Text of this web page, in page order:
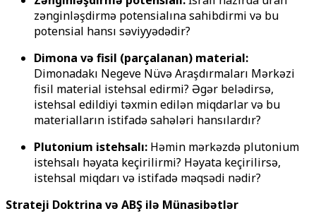
zənginləşdirmə potensialına sahibdirmi və bu
potensial hansı səviyyədədir?
Dimona və fisil (parçalanan) material:
Dimonadakı Negeve Nüvə Araşdırmaları Mərkəzi
fisil material istehsal edirmi? Əgər belədirsə,
istehsal edildiyi təxmin edilən miqdarlar və bu
materialların istifadə sahələri hansılardır?
Plutonium istehsalı: Həmin mərkəzdə plutonium
istehsalı həyata keçirilirmi? Həyata keçirilirsə,
istehsal miqdarı və istifadə məqsədi nədir?
Strateji Doktrina və ABŞ ilə Münasibətlər